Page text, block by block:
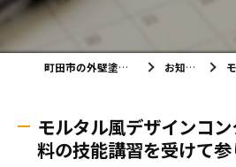
町田市の外壁塗装ならなないろ住工房株式会社 お知らせ・ブログ モ
モルタル風デザインコ
料の技能講習を受けて参